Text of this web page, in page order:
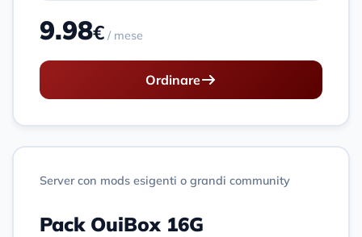
9.98€ / mese
Ordinare
Server con mods esigenti o grandi community
Pack OuiBox 16G